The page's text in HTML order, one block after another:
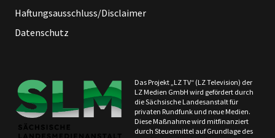
Haftungsausschluss/Disclaimer
Datenschutz
Das Projekt „LZ TV“ (LZ Television) der
LZ Medien GmbH wird gefördert durch
die Sächsische Landesanstalt für
privaten Rundfunk und neue Medien.
Diese Maßnahme wird mitfinanziert
durch Steuermittel auf Grundlage des